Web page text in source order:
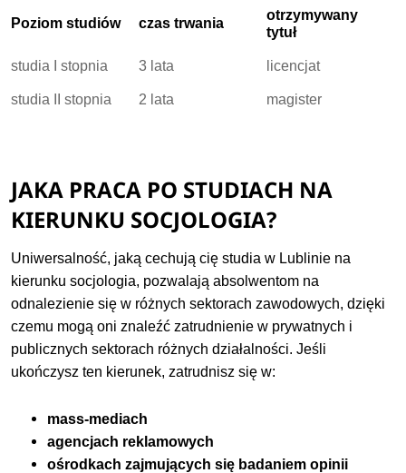
Poziom studiów czas trwania
otrzymywany
tytuł
studia I stopnia 3 lata licencjat
studia II stopnia 2 lata magister
JAKA PRACA PO STUDIACH NA
KIERUNKU SOCJOLOGIA?
Uniwersalność, jaką cechują cię studia w Lublinie na
kierunku socjologia, pozwalają absolwentom na
odnalezienie się w różnych sektorach zawodowych, dzięki
czemu mogą oni znaleźć zatrudnienie w prywatnych i
publicznych sektorach różnych działalności. Jeśli
ukończysz ten kierunek, zatrudnisz się w:
mass-mediach
agencjach reklamowych
ośrodkach zajmujących się badaniem opinii